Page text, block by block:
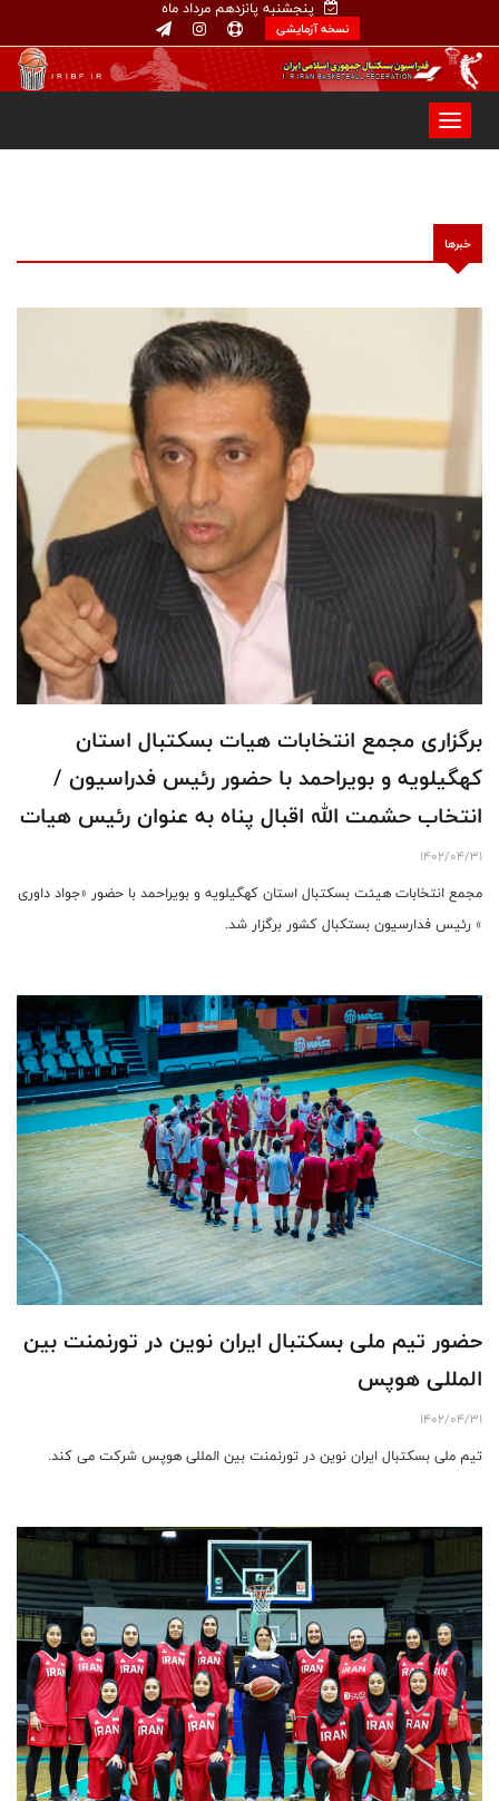
پنجشنبه پانزدهم مرداد ماه
نسخه آزمایشی
خبرها
برگزاری مجمع انتخابات هیات بسکتبال استان
کهگیلویه و بویراحمد با حضور رئیس فدراسیون /
انتخاب حشمت الله اقبال پناه به عنوان رئیس هیات
1402/04/31
مجمع انتخابات هیئت بسکتبال استان کهگیلویه و بویراحمد با حضور «جواد داوری
» رئیس فدارسیون بستکبال کشور برگزار شد.
حضور تیم ملی بسکتبال ایران نوین در تورنمنت بین
المللی هوپس
1402/04/31
تیم ملی بسکتبال ایران نوین در تورنمنت بین المللی هوپس شرکت می کند.